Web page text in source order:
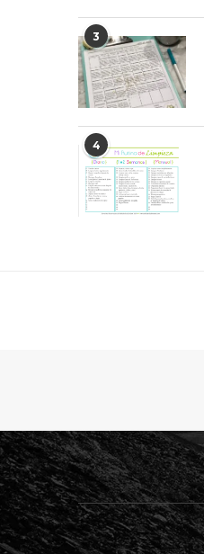
3
4